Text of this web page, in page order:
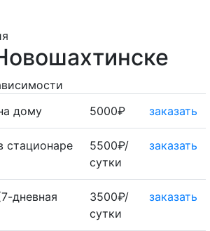
дому
5000₽ заказать
стационаре
5500₽/
сутки
заказать
дневная
3500₽/
сутки
заказать